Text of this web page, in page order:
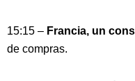
15:15 – Francia, un
de compras.